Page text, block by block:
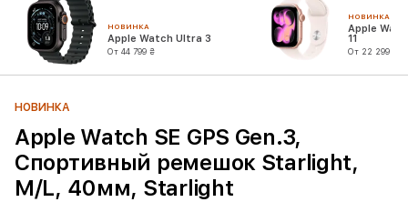
НОВИНКА
Apple Watch Ultra 3
От 44 799 ₴
НОВИНКА
Apple
11
От 22 299 ₴
НОВИНКА
Apple Watch SE GPS Gen.3,
Спортивный ремешок Starlight,
M/L, 40мм, Starlight